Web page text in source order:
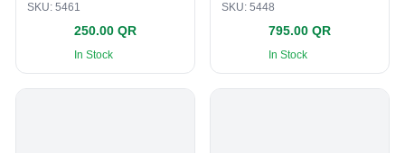
SKU: 5461
250.00 QR
In Stock
SKU: 5448
795.00 QR
In Stock